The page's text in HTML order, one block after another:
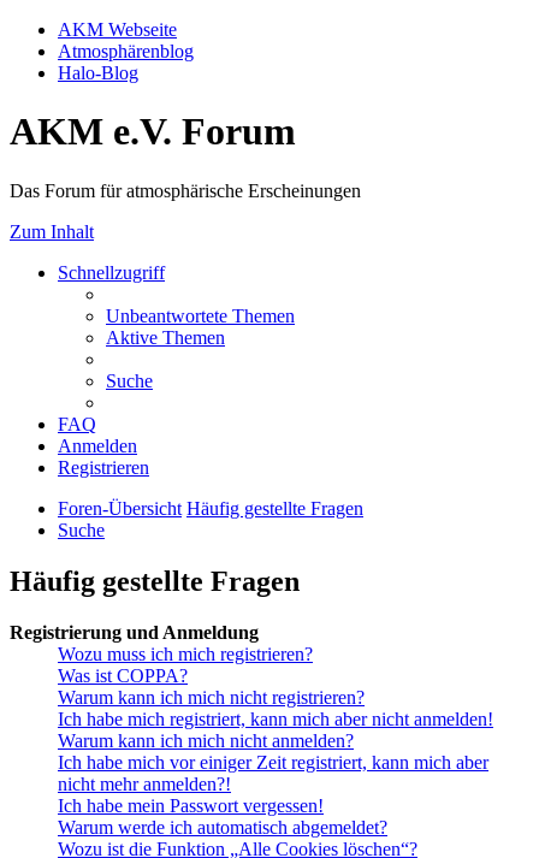
AKM Webseite
Atmosphärenblog
Halo-Blog
AKM e.V. Forum
Das Forum für atmosphärische Erscheinungen
Zum Inhalt
Schnellzugriff
Unbeantwortete Themen
Aktive Themen
Suche
FAQ
Anmelden
Registrieren
Foren-Übersicht Häufig gestellte Fragen
Suche
Häufig gestellte Fragen
Registrierung und Anmeldung
Wozu muss ich mich registrieren?
Was ist COPPA?
Warum kann ich mich nicht registrieren?
Ich habe mich registriert, kann mich aber nicht anmelden!
Warum kann ich mich nicht anmelden?
Ich habe mich vor einiger Zeit registriert, kann mich aber
nicht mehr anmelden?!
Ich habe mein Passwort vergessen!
Warum werde ich automatisch abgemeldet?
Wozu ist die Funktion „Alle Cookies löschen“?